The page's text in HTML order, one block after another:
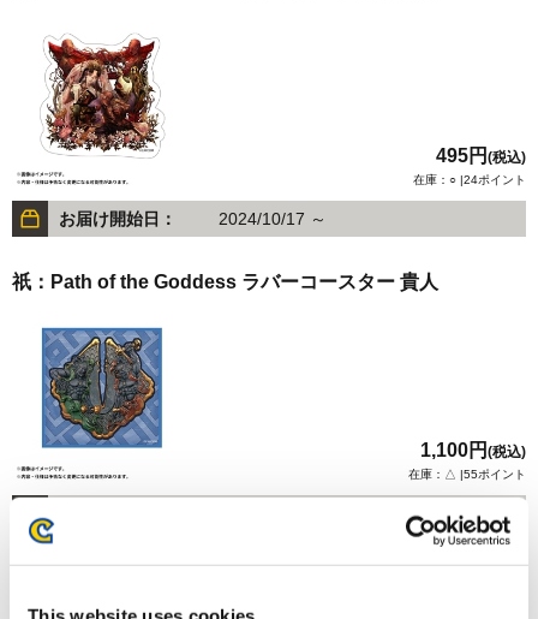
495円 (税込)
在庫：○ |24ポイント
お届け開始日： 2024/10/17 ～
祇：Path of the Goddess ラバーコースター 貴人
1,100円 (税込)
在庫：△ |55ポイント